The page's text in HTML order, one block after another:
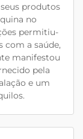
produtos
no
permitiu-
com a saúde,
manifestou
pela
e um